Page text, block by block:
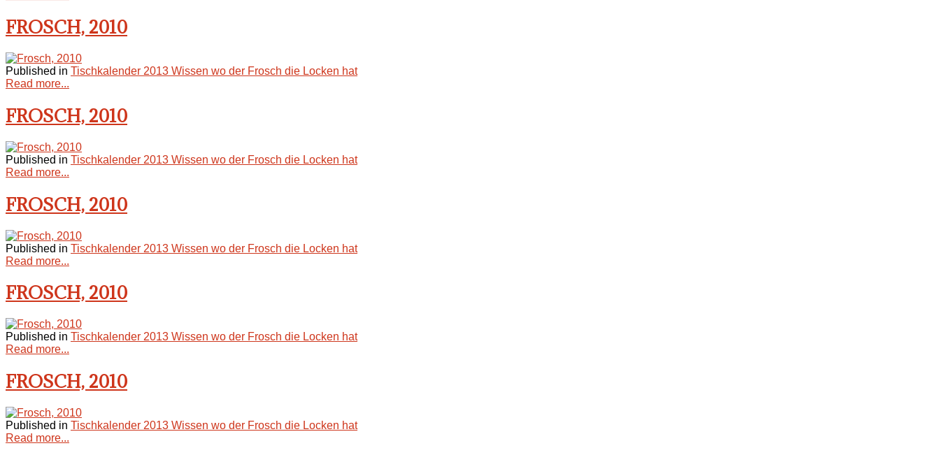
FROSCH, 2010
Published in Tischkalender 2013 Wissen wo der Frosch die Locken hat
Read more...
FROSCH, 2010
Published in Tischkalender 2013 Wissen wo der Frosch die Locken hat
Read more...
FROSCH, 2010
Published in Tischkalender 2013 Wissen wo der Frosch die Locken hat
Read more...
FROSCH, 2010
Published in Tischkalender 2013 Wissen wo der Frosch die Locken hat
Read more...
FROSCH, 2010
Published in Tischkalender 2013 Wissen wo der Frosch die Locken hat
Read more...